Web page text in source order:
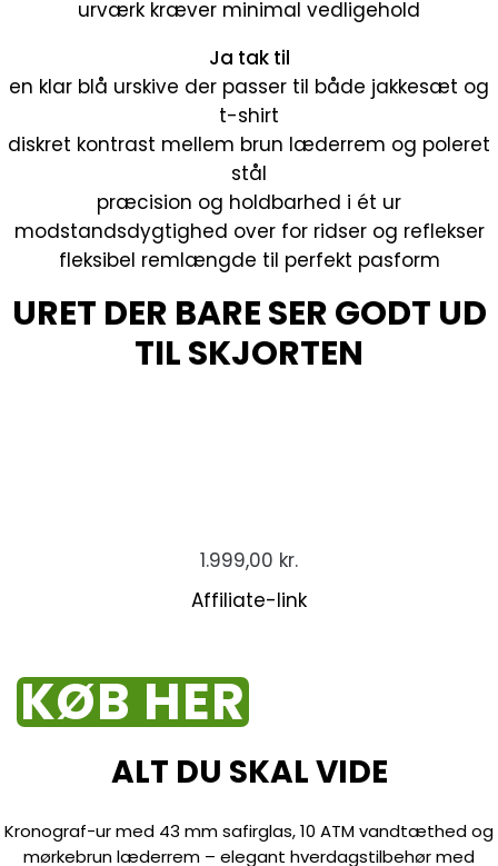
urværk kræver minimal vedligehold
Ja tak til
en klar blå urskive der passer til både jakkesæt og
t-shirt
diskret kontrast mellem brun læderrem og poleret
stål
præcision og holdbarhed i ét ur
modstandsdygtighed over for ridser og reflekser
fleksibel remlængde til perfekt pasform
URET DER BARE SER GODT UD
TIL SKJORTEN
1.999,00 kr.
Affiliate-link
KØB HER
ALT DU SKAL VIDE
Kronograf-ur med 43 mm safirglas, 10 ATM vandtæthed og
mørkebrun læderrem – elegant hverdagstilbehør med